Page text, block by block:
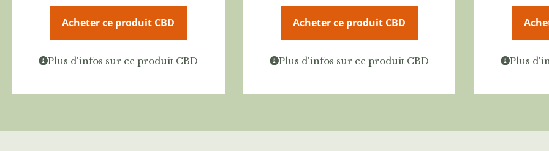
Acheter ce produit CBD
Plus d'infos sur ce produit CBD
Acheter ce produit CBD
Plus d'infos sur ce produit CBD Plus